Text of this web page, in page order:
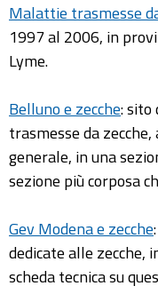
Malattie trasmesse
1997 al 2006, in
Lyme.
Belluno e zecche: sito
trasmesse da
generale, in una
sezione più corposa
Gev Modena e zecche
dedicate alle zecche,
scheda tecnica su